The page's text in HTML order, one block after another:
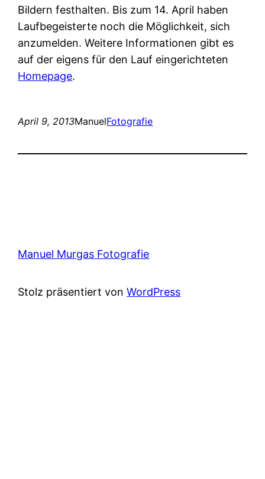
Bildern festhalten. Bis zum 14. April haben
Laufbegeisterte noch die Möglichkeit, sich
anzumelden. Weitere Informationen gibt es
auf der eigens für den Lauf eingerichteten
Homepage.
April 9, 2013ManuelFotografie
Manuel Murgas Fotografie
Stolz präsentiert vonWordPress